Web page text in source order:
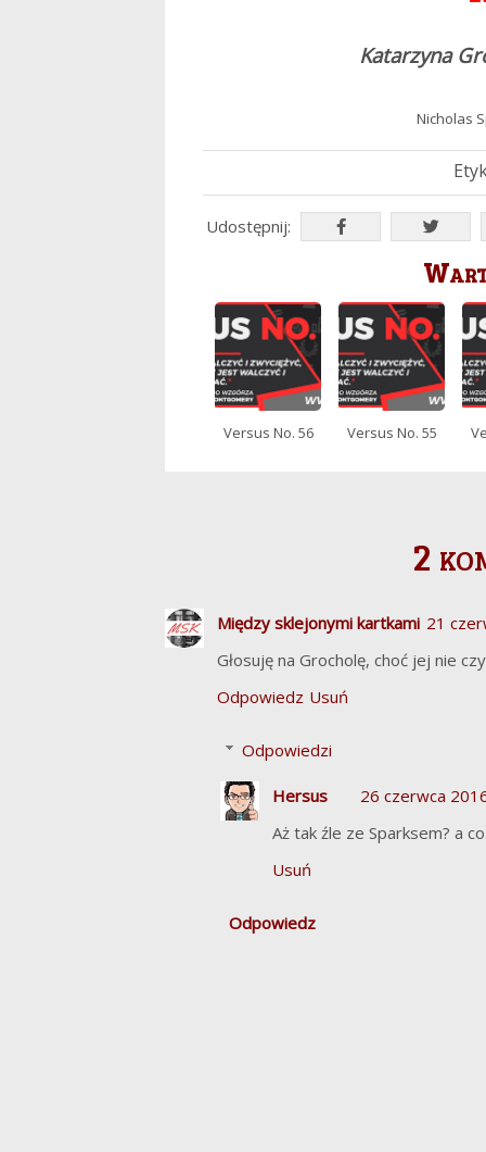
Katarzyna
Nicholas
Udostępnij:
Versus No. 56 Versus No. 55
2
Między sklejonymi kartkami 21
Głosuję na Grocholę, choć jej nie
Odpowiedz Usuń
Odpowiedzi
Hersus
26 czerwca
Aż tak źle ze Sparksem? a
Usuń
Odpowiedz